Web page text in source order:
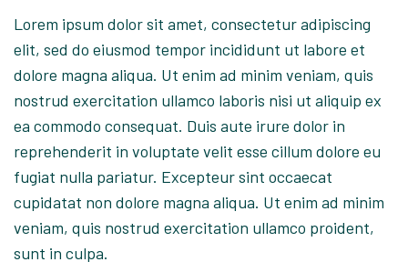
Lorem ipsum dolor sit amet, consectetur adipiscing
elit, sed do eiusmod tempor incididunt ut labore et
dolore magna aliqua. Ut enim ad minim veniam, quis
nostrud exercitation ullamco laboris nisi ut aliquip ex
ea commodo consequat. Duis aute irure dolor in
reprehenderit in voluptate velit esse cillum dolore eu
fugiat nulla pariatur. Excepteur sint occaecat
cupidatat non dolore magna aliqua. Ut enim ad minim
veniam, quis nostrud exercitation ullamco proident,
sunt in culpa.